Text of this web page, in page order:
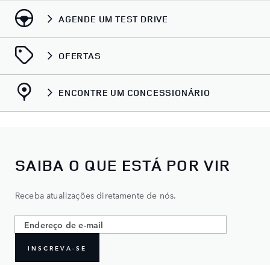
AGENDE UM TEST DRIVE
OFERTAS
ENCONTRE UM CONCESSIONÁRIO
SAIBA O QUE ESTÁ POR VIR
Receba atualizações diretamente de nós.
INSCREVA-SE